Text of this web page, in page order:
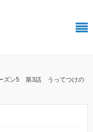
ズン5 第3話 うってつけの